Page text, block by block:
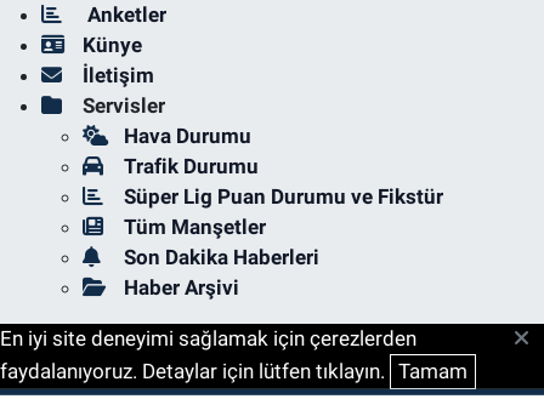
Anketler
Künye
İletişim
Servisler
Hava Durumu
Trafik Durumu
Süper Lig Puan Durumu ve Fikstür
Tüm Manşetler
Son Dakika Haberleri
Haber Arşivi
En iyi site deneyimi sağlamak için çerezlerden
faydalanıyoruz. Detaylar için lütfen tıklayın. Tamam